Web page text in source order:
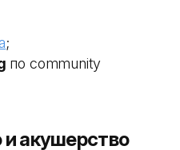
;
по community
акушерство